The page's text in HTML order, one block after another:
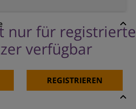
nur für registrierte
verfügbar
REGISTRIEREN